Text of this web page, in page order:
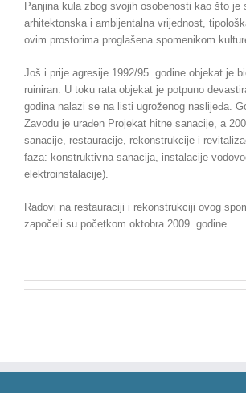
Panjina kula zbog svojih osobenosti kao što je
arhitektonska i ambijentalna vrijednost,
ovim prostorima proglašena spomenikom
Još i prije agresije 1992/95. godine objekat je
ruiniran. U toku rata objekat je potpuno
godina nalazi se na listi ugroženog naslijeđa.
Zavodu je urađen Projekat hitne sanacije, a
sanacije, restauracije, rekonstrukcije i
faza: konstruktivna sanacija, instalacije
elektroinstalacije).
Radovi na restauraciji i rekonstrukciji ovog
započeli su početkom oktobra 2009. godine.